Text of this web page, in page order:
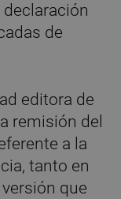
de
editora de
remisión del
a la
tanto en
que